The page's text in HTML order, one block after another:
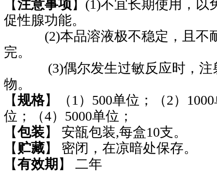
【注意事项】 (1)不宜长期使用，以
促性腺功能。
(2)本品溶液极不稳定，且不
完。
(3)偶尔发生过敏反应时，
物。
【规格】（1 ） 500单位；（2） 1000
位；（4） 5000单位；
【包装】 安瓿包装,每盒10支。
【 贮藏】 密闭，在凉暗处保存。
【有效期 】 二年